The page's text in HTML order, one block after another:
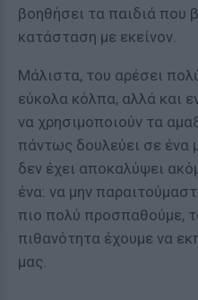
βοηθήσει τα παιδιά που
κατάσταση με εκείνον.
Μάλιστα, του αρέσει
εύκολα κόλπα, αλλά και
να χρησιμοποιούν τα
πάντως δουλεύει σε ένα
δεν έχει αποκαλύψει
ένα: να μην
πιο πολύ προσπαθούμε,
πιθανότητα έχουμε να
μας.